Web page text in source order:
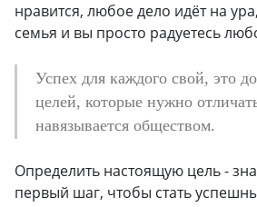
нравится, любое дело идёт на
семья и вы просто радуетесь
Успех для каждого свой, это
целей, которые нужно
навязывается обществом.
Определить настоящую цель -
первый шаг, чтобы стать